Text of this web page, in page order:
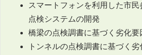
スマートフォンを利用した市
点検システムの開発
橋梁の点検調書に基づく劣化要
トンネルの点検調書に基づく